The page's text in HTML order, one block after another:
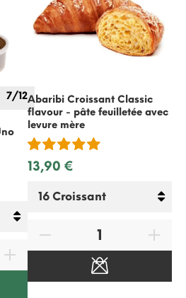
7/12Abaribi Croissant Classic
flavour - pâte feuilletée avec
levure mère
13,90 €